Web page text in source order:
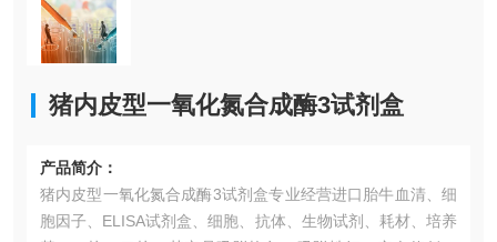
猪内皮型一氧化氮合成酶3试剂盒
产品简介：
猪内皮型一氧化氮合成酶3试剂盒​专业经营进口胎牛血清、细
胞因子、ELISA试剂盒、细胞、抗体、生物试剂、耗材、培养